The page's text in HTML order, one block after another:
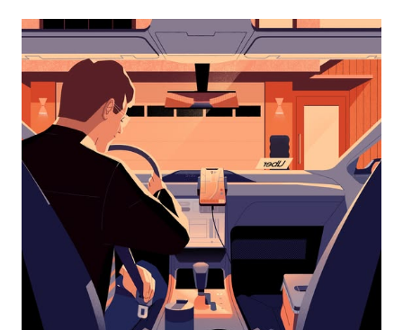
bas
interagir
avec
calendrier
et
sélectionner
une
date.
Appuyez
d'échappement
pour
fermer
calendrier.